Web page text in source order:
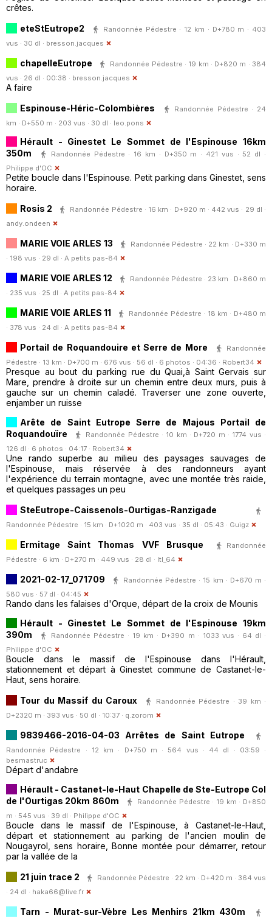
crêtes.
eteStEutrope2
Randonnée Pédestre · 12 km · D+780 m · 403
vus · 30 dl · bresson.jacques
chapelleEutrope
Randonnée Pédestre · 19 km · D+820 m · 384
vus · 26 dl · 00:38 · bresson.jacques
A faire
Espinouse-Héric-Colombières
Randonnée Pédestre · 24
km · D+550 m · 203 vus · 30 dl · leo.pons
Hérault - Ginestet Le Sommet de l'Espinouse 16km
350m
Randonnée Pédestre · 16 km · D+350 m · 421 vus · 52 dl ·
Philippe d'OC
Petite boucle dans l'Espinouse. Petit parking dans Ginestet, sens
horaire.
Rosis 2
Randonnée Pédestre · 16 km · D+920 m · 442 vus · 29 dl ·
andy.ondeen
MARIE VOIE ARLES 13
Randonnée Pédestre · 22 km · D+330 m
· 198 vus · 29 dl · A petits pas-84
MARIE VOIE ARLES 12
Randonnée Pédestre · 23 km · D+860 m
· 235 vus · 25 dl · A petits pas-84
MARIE VOIE ARLES 11
Randonnée Pédestre · 18 km · D+480 m
· 378 vus · 24 dl · A petits pas-84
Portail de Roquandouire et Serre de More
Randonnée
Pédestre · 13 km · D+700 m · 676 vus · 56 dl · 6 photos · 04:36 · Robert34
Presque au bout du parking rue du Quai,à Saint Gervais sur
Mare, prendre à droite sur un chemin entre deux murs, puis à
gauche sur un chemin caladé. Traverser une zone ouverte,
enjamber un ruisse
Arête de Saint Eutrope Serre de Majous Portail de
Roquandouïre
Randonnée Pédestre · 10 km · D+720 m · 1774 vus ·
126 dl · 6 photos · 04:17 · Robert34
Une rando superbe au milieu des paysages sauvages de
l'Espinouse, mais réservée à des randonneurs ayant
l'expérience du terrain montagne, avec une montée très raide,
et quelques passages un peu
SteEutrope-Caissenols-Ourtigas-Ranzigade
Randonnée Pédestre · 15 km · D+1020 m · 403 vus · 35 dl · 05:43 · Guigz
Ermitage Saint Thomas VVF Brusque
Randonnée
Pédestre · 6 km · D+270 m · 449 vus · 28 dl · ltl_64
2021-02-17_071709
Randonnée Pédestre · 15 km · D+670 m ·
580 vus · 57 dl · 04:45
Rando dans les falaises d'Orque, départ de la croix de Mounis
Hérault - Ginestet Le Sommet de l'Espinouse 19km
390m
Randonnée Pédestre · 19 km · D+390 m · 1033 vus · 64 dl ·
Philippe d'OC
Boucle dans le massif de l'Espinouse dans l'Hérault,
stationnement et départ à Ginestet commune de Castanet-le-
Haut, sens horaire.
Tour du Massif du Caroux
Randonnée Pédestre · 39 km ·
D+2320 m · 393 vus · 50 dl · 10:37 · q.zorom
9839466-2016-04-03 Arrêtes de Saint Eutrope
Randonnée Pédestre · 12 km · D+750 m · 564 vus · 44 dl · 03:59 ·
besmastruc
Départ d'andabre
Hérault - Castanet-le-Haut Chapelle de Ste-Eutrope Col
de l'Ourtigas 20km 860m
Randonnée Pédestre · 19 km · D+850
m · 545 vus · 39 dl · Philippe d'OC
Boucle dans le massif de l'Espinouse, à Castanet-le-Haut,
départ et stationnement au parking de l'ancien moulin de
Nougayrol, sens horaire, Bonne montée pour démarrer, retour
par la vallée de la
21 juin trace 2
Randonnée Pédestre · 22 km · D+420 m · 364 vus
· 24 dl · haka66@live.fr
Tarn - Murat-sur-Vèbre Les Menhirs 21km 430m